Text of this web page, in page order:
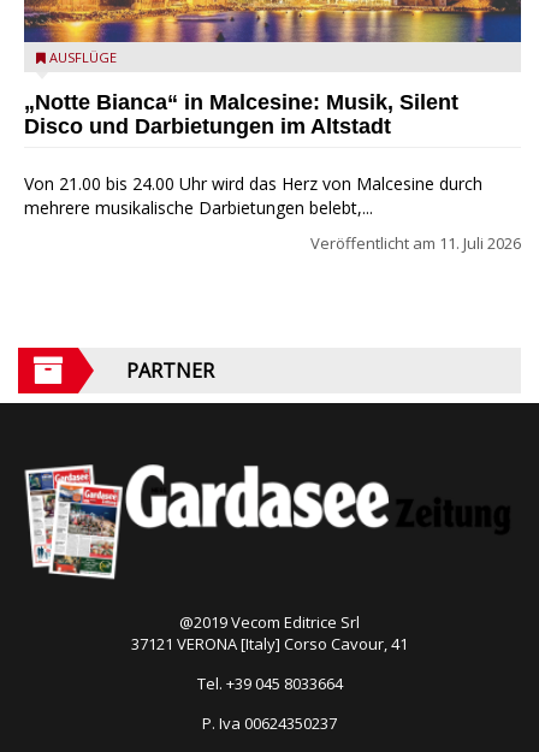
Malcesine, Abend
AUSFLÜGE
„Notte Bianca“ in Malcesine: Musik, Silent
Disco und Darbietungen im Altstadt
Von 21.00 bis 24.00 Uhr wird das Herz von Malcesine durch
mehrere musikalische Darbietungen belebt,...
Veröffentlicht am 11. Juli 2026
PARTNER
@2019 Vecom Editrice Srl
37121 VERONA [Italy] Corso Cavour, 41
Tel. +39 045 8033664
P. Iva 00624350237